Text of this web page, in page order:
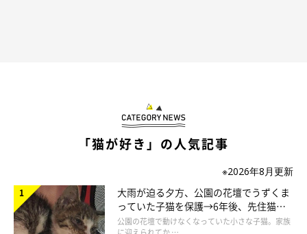
「猫が好き」の人気記事
※2026年8月更新
大雨が迫る夕方、公園の花壇でうずくま
っていた子猫を保護→6年後、先住猫
と“姉妹”のような関係に
公園の花壇で動けなくなっていた小さな子猫。家族